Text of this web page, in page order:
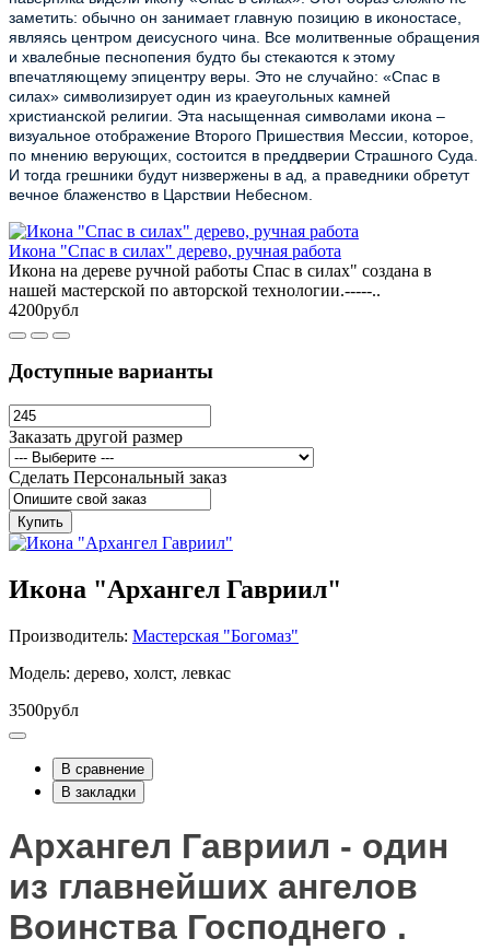
заметить: обычно он занимает главную позицию в иконостасе,
являясь центром деисусного чина. Все молитвенные обращения
и хвалебные песнопения будто бы стекаются к этому
впечатляющему эпицентру веры. Это не случайно: «Спас в
силах» символизирует один из краеугольных камней
христианской религии. Эта насыщенная символами икона –
визуальное отображение Второго Пришествия Мессии, которое,
по мнению верующих, состоится в преддверии Страшного Суда.
И тогда грешники будут низвержены в ад, а праведники обретут
вечное блаженство в Царствии Небесном.
Икона "Спас в силах" дерево, ручная работа
Икона на дереве ручной работы Спас в силах" создана в
нашей мастерской по авторской технологии.-----..
4200рубл
Доступные варианты
Заказать другой размер
Сделать Персональный заказ
Купить
Икона "Архангел Гавриил"
Производитель: Мастерская "Богомаз"
Модель: дерево, холст, левкас
3500рубл
В сравнение
В закладки
Архангел Гавриил - один
из главнейших ангелов
Воинства Господнего .